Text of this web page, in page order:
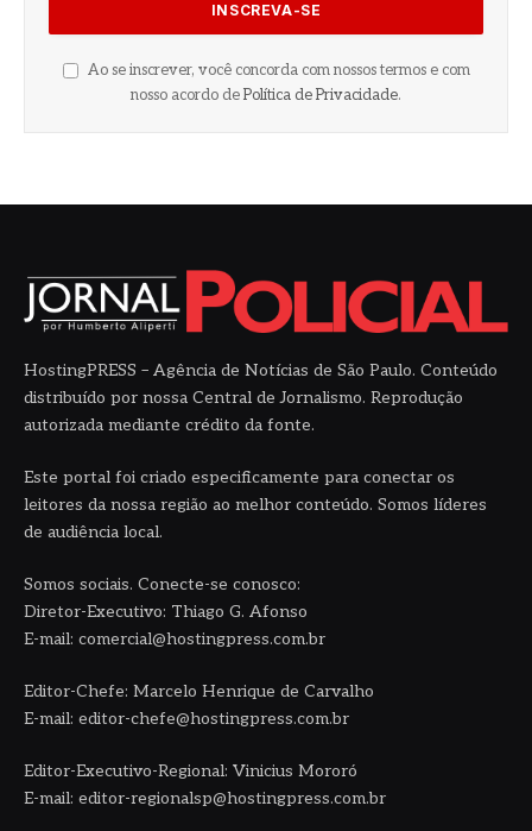
Ao se inscrever, você concorda com nossos termos e com
nosso acordo de Política de Privacidade.
HostingPRESS – Agência de Notícias de São Paulo. Conteúdo
distribuído por nossa Central de Jornalismo. Reprodução
autorizada mediante crédito da fonte.
Este portal foi criado especificamente para conectar os
leitores da nossa região ao melhor conteúdo. Somos líderes
de audiência local.
Somos sociais. Conecte-se conosco:
Diretor-Executivo: Thiago G. Afonso
E-mail: comercial@hostingpress.com.br
Editor-Chefe: Marcelo Henrique de Carvalho
E-mail: editor-chefe@hostingpress.com.br
Editor-Executivo-Regional: Vinicius Mororó
E-mail: editor-regionalsp@hostingpress.com.br